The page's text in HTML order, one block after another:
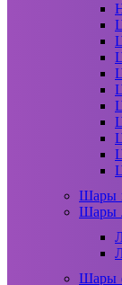
Шары
Шары
Шары